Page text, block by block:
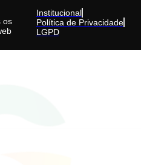
os
Institucional
Política de Privacidade
LGPD